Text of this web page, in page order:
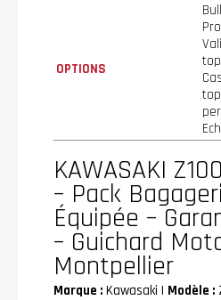
OPTIONS
KAWASAKI
– Pack
Équipée –
– Guichard
Montpellier
Marque : Kawasaki | Modèle :